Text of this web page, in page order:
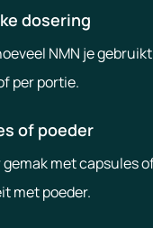
dosering
NMN je
per portie.
of poeder
gemak met capsules
met poeder.